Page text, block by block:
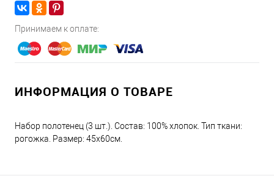
Принимаем к оплате:
ИНФОРМАЦИЯ О ТОВАРЕ
Набор полотенец (3 шт.). Состав: 100% хлопок. Тип ткани:
рогожка. Размер: 45х60см.